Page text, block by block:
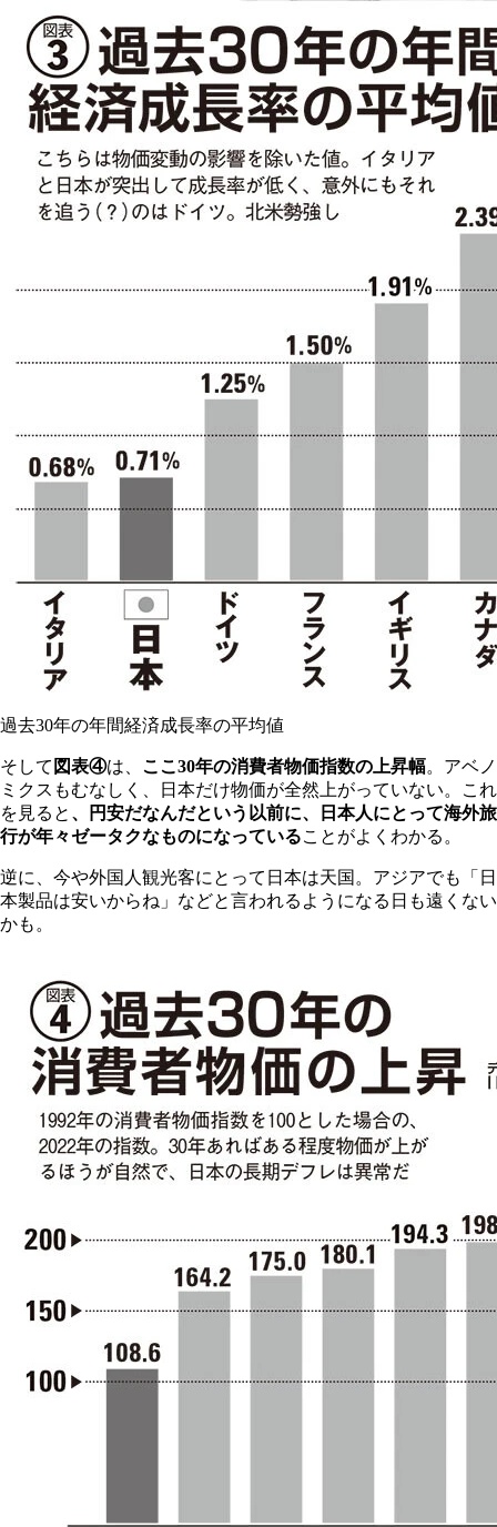
過去30年の年間経済成長率の平均値
そして 図表④は、 ここ30年の消費者物価指数の上昇幅。アベノ
ミクスもむなしく、日本だけ物価が全然上がっていない。これ
を見ると 、円安だなんだという以前に、日本人にとって海外旅
行が年々ゼータクなものになっていることがよくわかる。
逆に、今や外国人観光客にとって日本は天国。アジアでも「日
本製品は安いからね」などと言われるようになる日も遠くない
かも。